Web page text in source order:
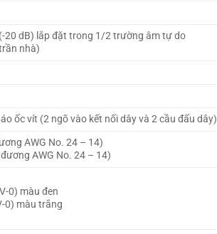
20 dB) lắp đặt trong 1/2 trường âm tự do
nhà)
ốc vít (2 ngõ vào kết nối dây và 2 cầu đấu dây)
AWG No. 24 – 14)
AWG No. 24 – 14)
0) màu đen
0) màu trắng